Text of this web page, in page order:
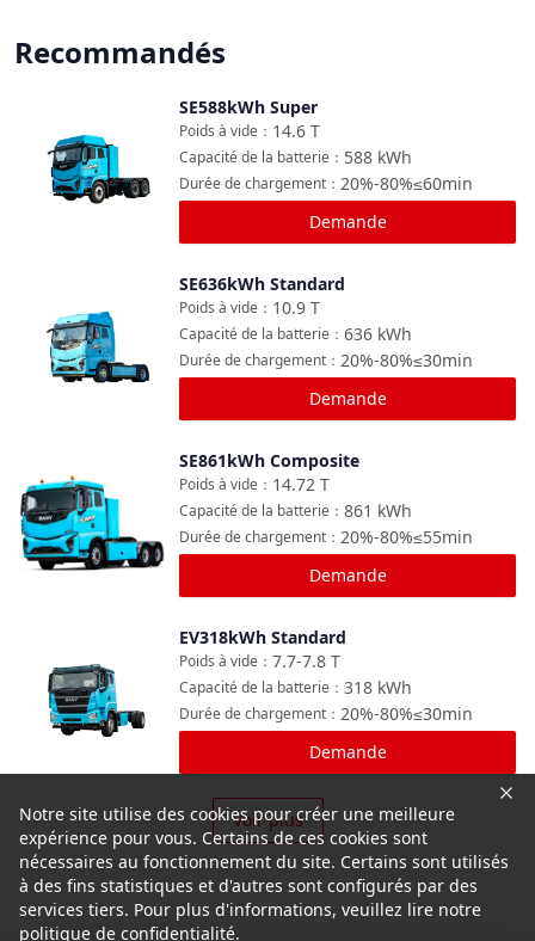
Recommandés
SE588kWh Super
14.6 T
Poids à vide ：
588 kWh
Capacité de la batterie ：
20%-80%≤60min
Durée de chargement ：
Demande
SE636kWh Standard
10.9 T
Poids à vide ：
636 kWh
Capacité de la batterie ：
20%-80%≤30min
Durée de chargement ：
Demande
SE861kWh Composite
14.72 T
Poids à vide ：
861 kWh
Capacité de la batterie ：
20%-80%≤55min
Durée de chargement ：
Demande
EV318kWh Standard
7.7-7.8 T
Poids à vide ：
318 kWh
Capacité de la batterie ：
20%-80%≤30min
Durée de chargement ：
Demande
Voir plus
Notre site utilise des cookies pour créer une meilleure
expérience pour vous. Certains de ces cookies sont
nécessaires au fonctionnement du site. Certains sont utilisés
à des fins statistiques et d'autres sont configurés par des
services tiers. Pour plus d'informations, veuillez lire notre
politique de confidentialité.